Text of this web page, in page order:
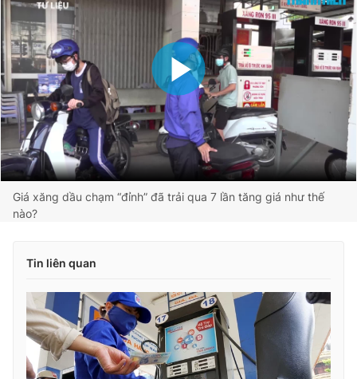
Giá xăng dầu chạm “đỉnh” đã trải qua 7 lần tăng giá như thế
nào?
Tin liên quan